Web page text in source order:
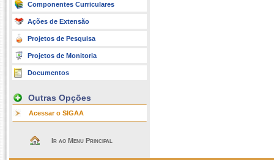
Componentes Curriculares
Ações de Extensão
Projetos de Pesquisa
Projetos de Monitoria
Documentos
Outras Opções
Acessar o SIGAA
Ir ao Menu Principal